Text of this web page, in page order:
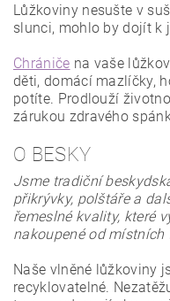
Lůžkoviny nesušte v
slunci, mohlo by dojít k
Chrániče na vaše
děti, domácí mazlíčky,
potíte. Prodlouží
zárukou zdravého
O BESKY
Jsme tradiční
přikrývky, polštáře a
řemeslné kvality, které
nakoupené od místních
Naše vlněné lůžkoviny
recyklovatelné.